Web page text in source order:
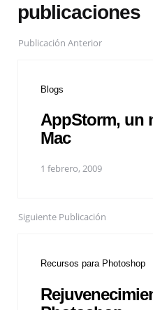
publicaciones
Publicación Anterior
Blogs
AppStorm, un
Mac
1 febrero, 2009
Siguiente Publicación
Recursos para Photoshop